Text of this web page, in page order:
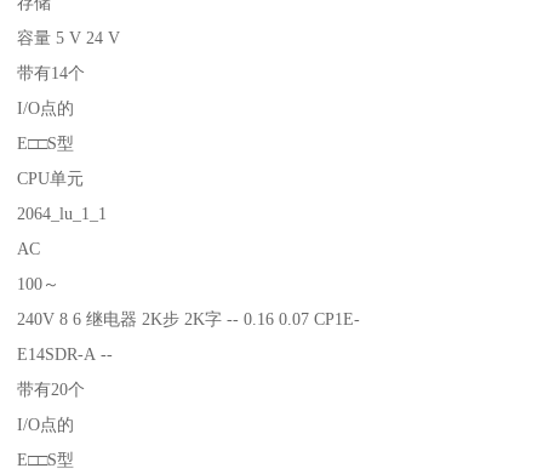
容量 5 V 24 V
带有14个
I/O点的
E□□S型
CPU单元
2064_lu_1_1
AC
100～
240V 8 6 继电器 2K步 2K字 -- 0.16 0.07 CP1E-
E14SDR-A --
带有20个
I/O点的
E□□S型